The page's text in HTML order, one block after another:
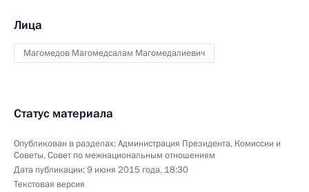
Лица
Магомедов Магомедсалам Магомедалиевич
Статус материала
Опубликован в разделах:Администрация Президента, Комиссии и
Советы,Совет по межнациональным отношениям
Дата публикации:9 июня 2015 года, 18:30
Текстовая версия